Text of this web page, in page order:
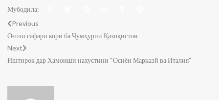
Мубодила:
Previous
Оғози сафари корӣ ба Ҷумҳурии Қазоқистон
Next
Иштирок дар Ҳамоиши нахустини “Осиёи Марказӣ ва Италия”